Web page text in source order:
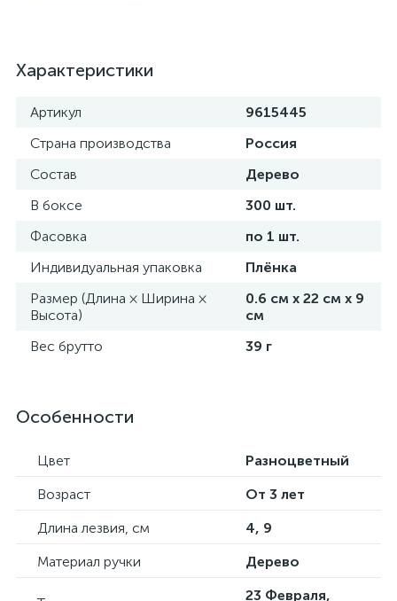
Характеристики
Артикул
9615445
Страна производства
Россия
Состав
Дерево
В боксе
300 шт.
Фасовка
по 1 шт.
Индивидуальная упаковка
Плёнка
Размер (Длина × Ширина ×
Высота)
0.6 см х 22 см х 9
см
Вес брутто
39 г
Особенности
Цвет
Разноцветный
Возраст
От 3 лет
Длина лезвия, см
4, 9
Материал ручки
Дерево
23 Февраля,